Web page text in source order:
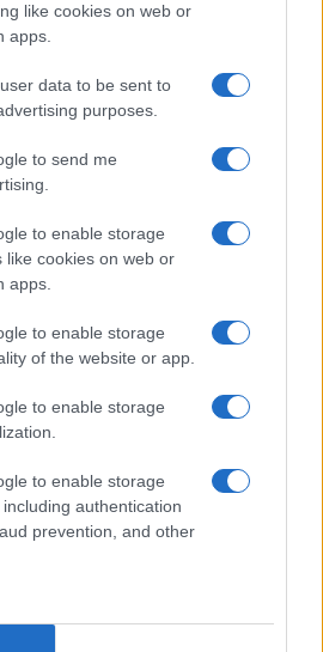
like cookies on web or
apps.
data to be sent to
purposes.
to send me
to enable storage
like cookies on web or
apps.
to enable storage
of the website or app.
to enable storage
to enable storage
authentication
prevention, and other
e le prestazioni salienti
cronaca dettagliata
agosto 2026